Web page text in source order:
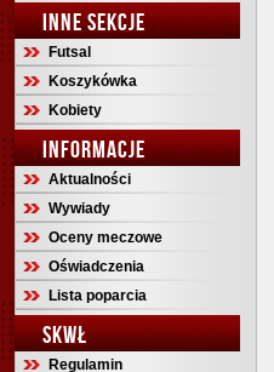
INNE SEKCJE
Futsal
Koszykówka
Kobiety
INFORMACJE
Aktualności
Wywiady
Oceny meczowe
Oświadczenia
Lista poparcia
SKWŁ
Regulamin